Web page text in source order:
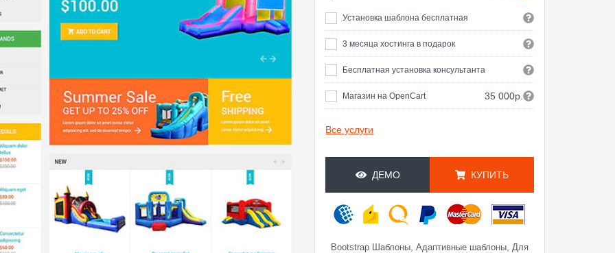
Установка шаблона бесплатная
3 месяца хостинга в подарок
Бесплатная установка консультанта
Магазин на OpenCart 35 000р.
Все услуги
ДЕМО КУПИТЬ
Bootstrap Шаблоны ,Адаптивные шаблоны Для